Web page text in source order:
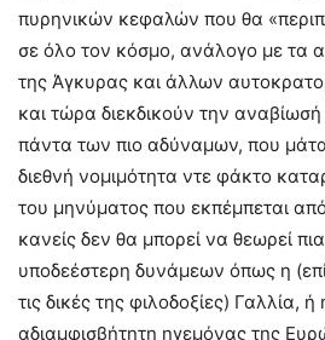
πυρηνικών κεφαλών που θα
σε όλο τον κόσμο, ανάλογο με τα
της Άγκυρας και άλλων
και τώρα διεκδικούν την
πάντα των πιο αδύναμων, που
διεθνή νομιμότητα ντε φάκτο
του μηνύματος που εκπέμπεται
κανείς δεν θα μπορεί να θεωρεί
υποδεέστερη δυνάμεων όπως η
τις δικές της φιλοδοξίες) Γαλλία,
αδιαμφισβήτητη ηγεμόνας της